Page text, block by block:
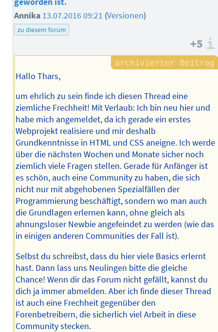
Annika 13.07.2016 09:21 (Versionen)
zu diesem forum
+5
Hallo Thars,
um ehrlich zu sein finde ich diesen Thread eine
ziemliche Frechheit! Mit Verlaub: Ich bin neu hier und
habe mich angemeldet, da ich gerade ein erstes
Webprojekt realisiere und mir deshalb
Grundkenntnisse in HTML und CSS aneigne. Ich werde
über die nächsten Wochen und Monate sicher noch
ziemlich viele Fragen stellen. Gerade für Anfänger ist
es schön, auch eine Community zu haben, die sich
nicht nur mit abgehobenen Spezialfällen der
Programmierung beschäftigt, sondern wo man auch
die Grundlagen erlernen kann, ohne gleich als
ahnungsloser Newbie angefeindet zu werden (wie das
in einigen anderen Communities der Fall ist).
Selbst du schreibst, dass du hier viele Basics erlernt
hast. Dann lass uns Neulingen bitte die gleiche
Chance! Wenn dir das Forum nicht gefällt, kannst du
dich ja immer abmelden. Aber ich finde dieser Thread
ist auch eine Frechheit gegenüber den
Forenbetreibern, die sicherlich viel Arbeit in diese
Community stecken.